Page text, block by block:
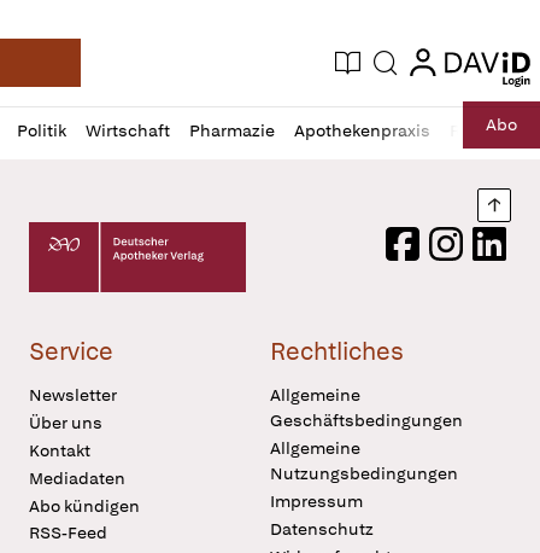
Deutsche Apotheker Zeitung
Aktuelle Ausgabe
Suche login
login
Politik Wirtschaft Pharmazie Apothekenpraxis RechtAbo
Profil
öffnen
Daz
Pur
Deutscher Apotheker Verlag Logo
FacebookInstagram
Service
Newsletter
Über uns
Kontakt
Mediadaten
Abo kündigen
RSS-Feed
Rechtliches
Allgemeine
Geschäftsbedingungen
Allgemeine
Nutzungsbedingungen
Impressum
Datenschutz